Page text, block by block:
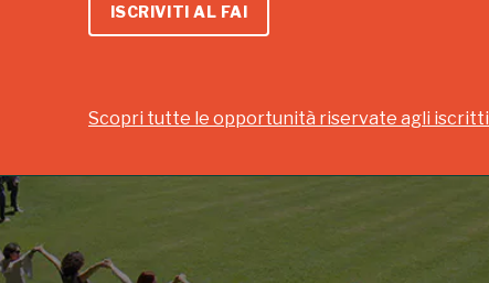
ISCRIVITI AL FAI
Scopri tutte le opportunità riservate agli iscritti